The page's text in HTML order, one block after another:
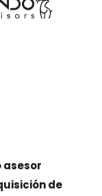
asesor
de